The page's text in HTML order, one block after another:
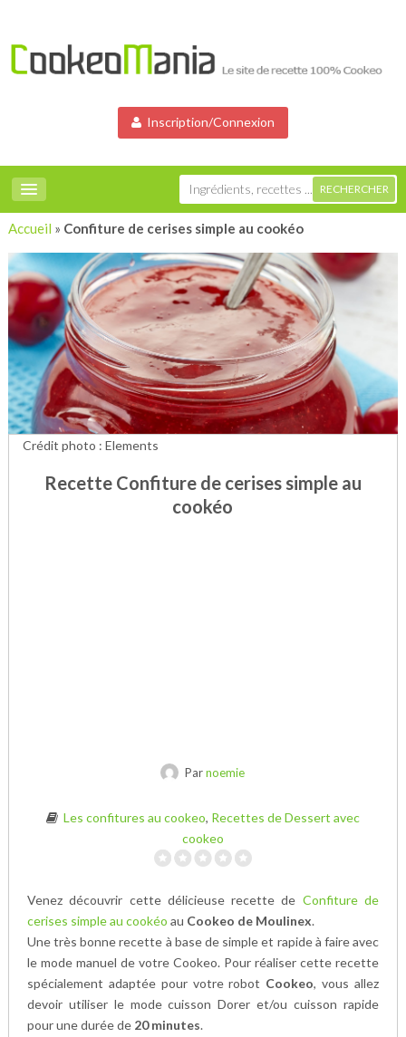
Inscription/Connexion
Accueil » Confiture de cerises simple au cookéo
Recette Confiture de cerises simple au
cookéo
Parnoemie
Les confitures au cookeo, Recettes de Dessert avec
cookeo
Venez découvrir cette délicieuse recette de Confiture de
cerises simple au cookéo au Cookeo de Moulinex.
Une très bonne recette à base de simple et rapide à faire avec
le mode manuel de votre Cookeo. Pour réaliser cette recette
spécialement adaptée pour votre robot Cookeo, vous allez
devoir utiliser le mode cuisson Dorer et/ou cuisson rapide
pour une durée de 20 minutes.
Crédit photo : Elements